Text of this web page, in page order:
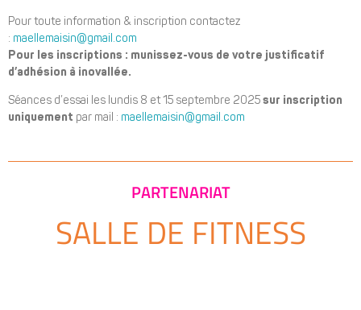
Pour toute information & inscription contactez
: maellemaisin@gmail.com
Pour les inscriptions : munissez-vous de votre justificatif
d’adhésion à inovallée.
Séances d’essai les lundis 8 et 15 septembre 2025 sur inscription
uniquement par mail : maellemaisin@gmail.com
PARTENARIAT
SALLE DE FITNESS